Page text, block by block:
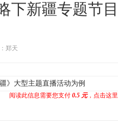
下新疆专题节
郑天
大型主题直播活动为例
阅读此信息需要您支付 0.5 元，点击这